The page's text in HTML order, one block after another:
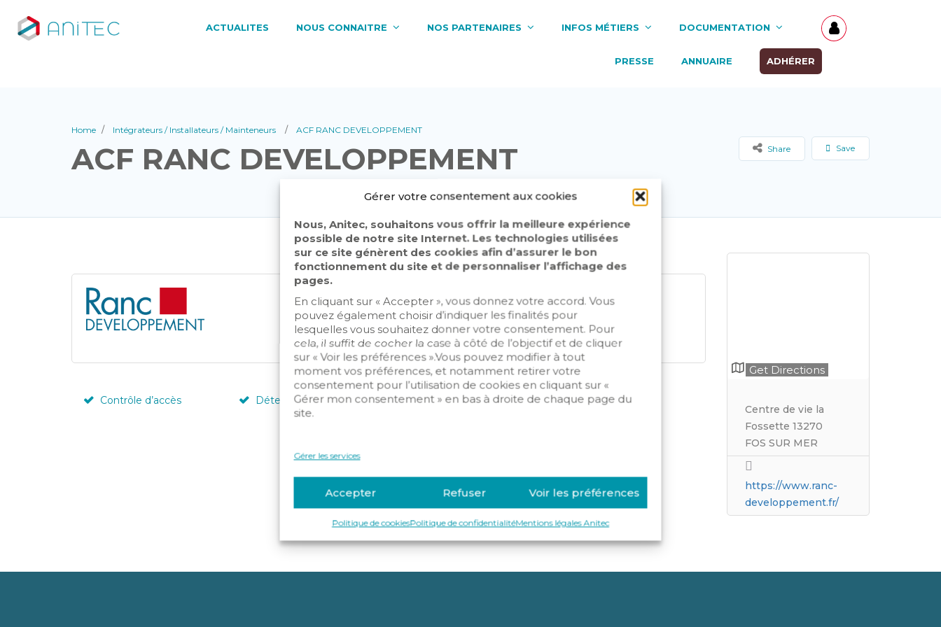
Gérer votre consentement aux cookies
Nous, Anitec, souhaitons vous offrir la meilleure expérience
possible de notre site Internet. Les technologies utilisées
sur ce site génèrent des cookies afin d’assurer le bon
fonctionnement du site et de personnaliser l’affichage des
pages.
En cliquant sur « Accepter », vous donnez votre accord. Vous
pouvez également choisir d’indiquer les finalités pour
lesquelles vous souhaitez donner votre consentement. Pour
cela, il suffit de cocher la case à côté de l’objectif et de cliquer
sur « Voir les préférences ».Vous pouvez modifier à tout
moment vos préférences, et notamment retirer votre
consentement pour l’utilisation de cookies en cliquant sur «
Gérer mon consentement » en bas à droite de chaque page du
site.
Gérer les services
Accepter Refuser Voir les préférences
Politique de cookiesPolitique de confidentialitéMentions légales Anitec
ACTUALITES NOUS CONNAITRE NOS PARTENAIRES INFOS MÉTIERS DOCUMENTATION
PRESSE ANNUAIRE ADHÉRER
Home Intégrateurs / Installateurs / Mainteneurs ACF RANC DEVELOPPEMENT
ACF RANC DEVELOPPEMENT Save
Share
Contrôle d’accès Détection intrusion Vidéosurveillance
Get Directions
Centre de vie la
Fossette 13270
FOS SUR MER
https://www.ranc-
developpement.fr/